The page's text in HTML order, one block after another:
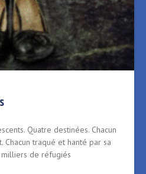
Quatre destinées. Chacun
traqué et hanté par sa
de réfugiés